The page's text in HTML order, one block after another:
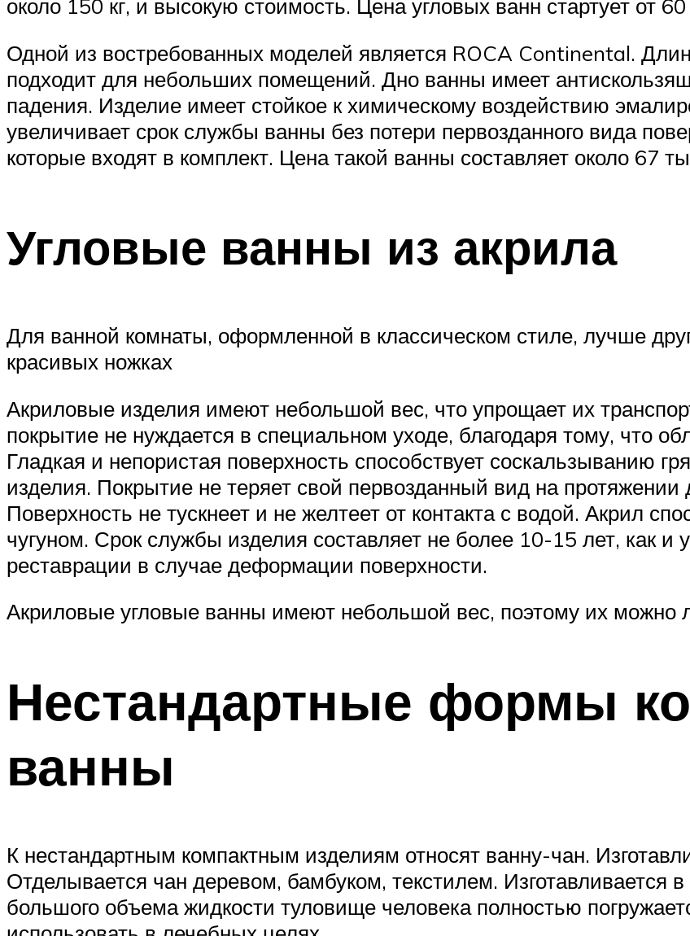
около 150 кг, и высокую стоимость. Цена угловых ванн стартует от
Одной из востребованных моделей является ROCA Continental.
подходит для небольших помещений. Дно ванны имеет
падения. Изделие имеет стойкое к химическому воздействию
увеличивает срок службы ванны без потери первозданного вида
которые входят в комплект. Цена такой ванны составляет около 67
Угловые ванны из акрила
Для ванной комнаты, оформленной в классическом стиле, лучше
красивых ножках
Акриловые изделия имеют небольшой вес, что упрощает их
покрытие не нуждается в специальном уходе, благодаря тому, что
Гладкая и непористая поверхность способствует соскальзыванию
изделия. Покрытие не теряет свой первозданный вид на протяжении
Поверхность не тускнеет и не желтеет от контакта с водой. Акрил
чугуном. Срок службы изделия составляет не более 10-15 лет, как
реставрации в случае деформации поверхности.
Акриловые угловые ванны имеют небольшой вес, поэтому их можно
Нестандартные формы
ванны
К нестандартным компактным изделиям относят ванну-чан.
Отделывается чан деревом, бамбуком, текстилем. Изготавливается
большого объема жидкости туловище человека полностью